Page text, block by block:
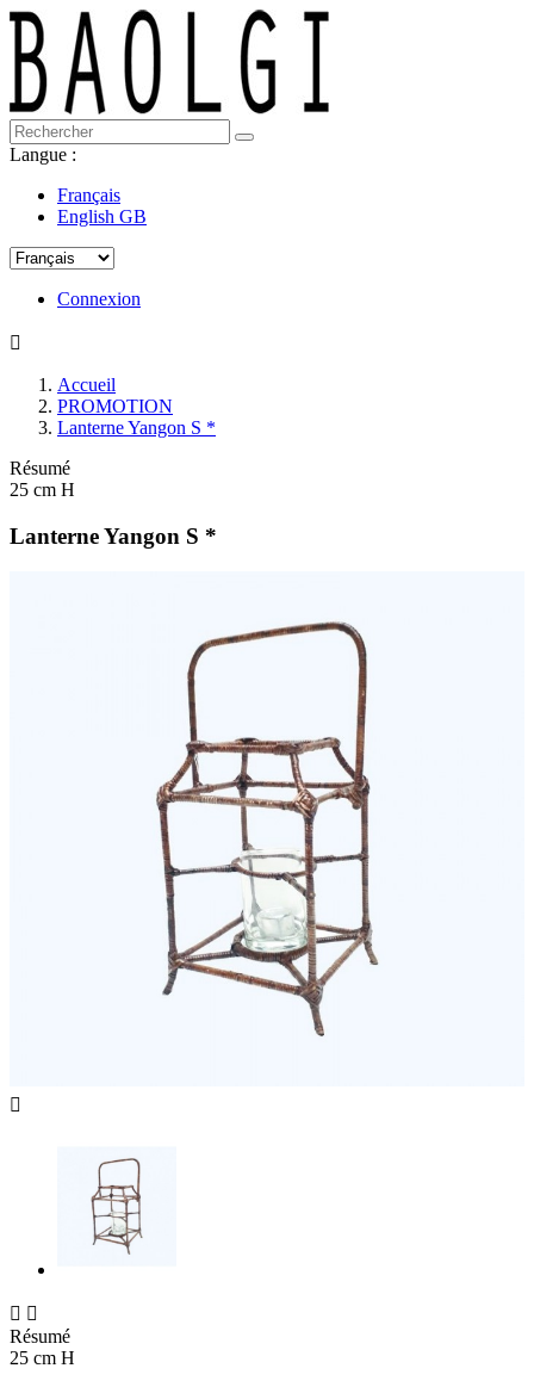
Langue :
Français
English GB
Connexion

Accueil
PROMOTION
Lanterne Yangon S *
Résumé
25 cm H
Lanterne Yangon S *

 
Résumé
25 cm H